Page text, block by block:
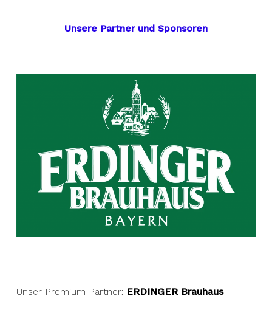
Unsere Partner und Sponsoren
Unser Premium Partner: ERDINGER Brauhaus